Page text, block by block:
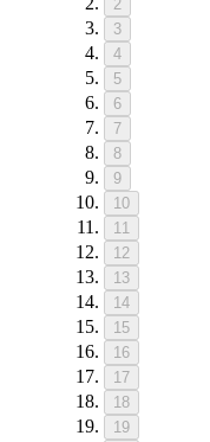
2
3
4
5
6
7
8
9
10
11
12
13
14
15
16
17
18
19